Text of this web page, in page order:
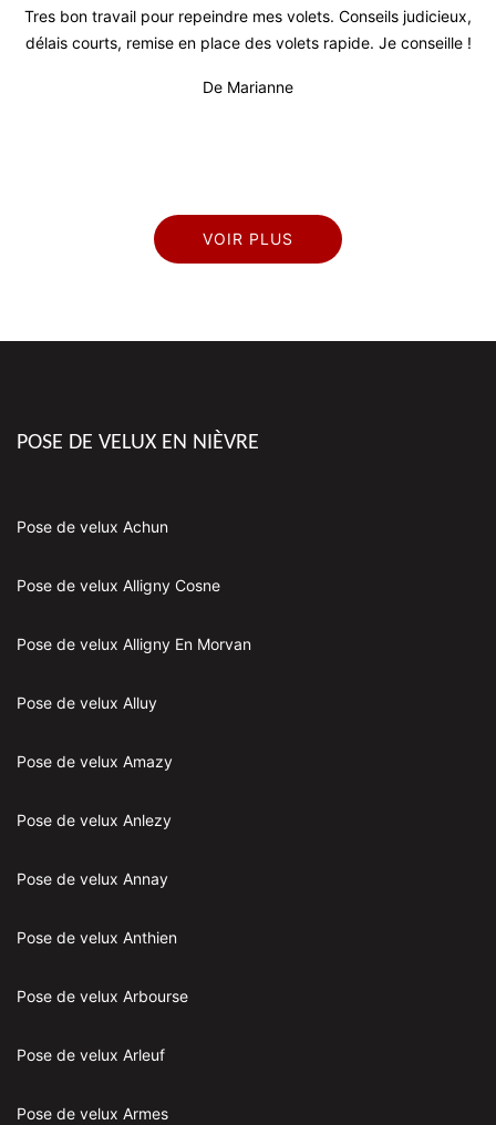
Super travail ! Équipe très agréable je recommande vivement !
VOIR PLUS
POSE DE VELUX EN NIÈVRE
Pose de velux Achun
Pose de velux Alligny Cosne
Pose de velux Alligny En Morvan
Pose de velux Alluy
Pose de velux Amazy
Pose de velux Anlezy
Pose de velux Annay
Pose de velux Anthien
Pose de velux Arbourse
Pose de velux Arleuf
Pose de velux Armes